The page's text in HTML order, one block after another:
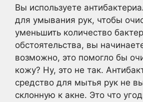
Вы используете
для умывания рук, чтобы
уменьшить количество
обстоятельства, вы
возможно, это помогло бы
кожу? Ну, это не так.
средство для мытья рук не
склонную к акне. Это что